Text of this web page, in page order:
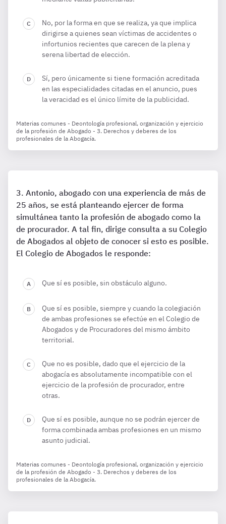
No, por la forma en que se realiza, ya que implica
dirigirse a quienes sean víctimas de accidentes o
infortunios recientes que carecen de la plena y
serena libertad de elección.
Sí, pero únicamente si tiene formación acreditada
en las especialidades citadas en el anuncio, pues
la veracidad es el único límite de la publicidad.
Materias comunes - Deontología profesional, organización y ejercicio
de la profesión de Abogado - 3. Derechos y deberes de los
profesionales de la Abogacía.
Antonio, abogado con una experiencia de más de
25 años, se está planteando ejercer de forma
simultánea tanto la profesión de abogado como la
de procurador. A tal fin, dirige consulta a su Colegio
de Abogados al objeto de conocer si esto es posible.
El Colegio de Abogados le responde:
Que sí es posible, sin obstáculo alguno.
Que sí es posible, siempre y cuando la colegiación
de ambas profesiones se efectúe en el Colegio de
Abogados y de Procuradores del mismo ámbito
territorial.
Que no es posible, dado que el ejercicio de la
abogacía es absolutamente incompatible con el
ejercicio de la profesión de procurador, entre
otras.
Que sí es posible, aunque no se podrán ejercer de
forma combinada ambas profesiones en un mismo
asunto judicial.
Materias comunes - Deontología profesional, organización y ejercicio
de la profesión de Abogado - 3. Derechos y deberes de los
profesionales de la Abogacía.